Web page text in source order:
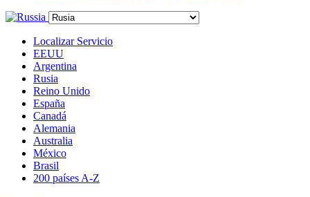
Localizar Servicio
EEUU
Argentina
Rusia
Reino Unido
España
Canadá
Alemania
Australia
México
Brasil
200 países A-Z